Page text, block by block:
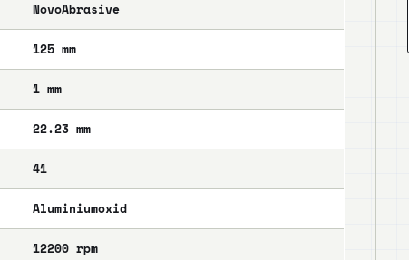
NovoAbrasive
125 mm
1 mm
22.23 mm
41
Aluminiumoxid
12200 rpm